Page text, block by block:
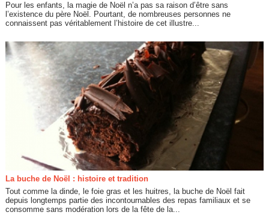
Pour les enfants, la magie de Noël n’a pas sa raison d’être sans
l’existence du père Noël. Pourtant, de nombreuses personnes ne
connaissent pas véritablement l’histoire de cet illustre...
La buche de Noël : histoire et tradition
Tout comme la dinde, le foie gras et les huitres, la buche de Noël fait
depuis longtemps partie des incontournables des repas familiaux et se
consomme sans modération lors de la fête de la...